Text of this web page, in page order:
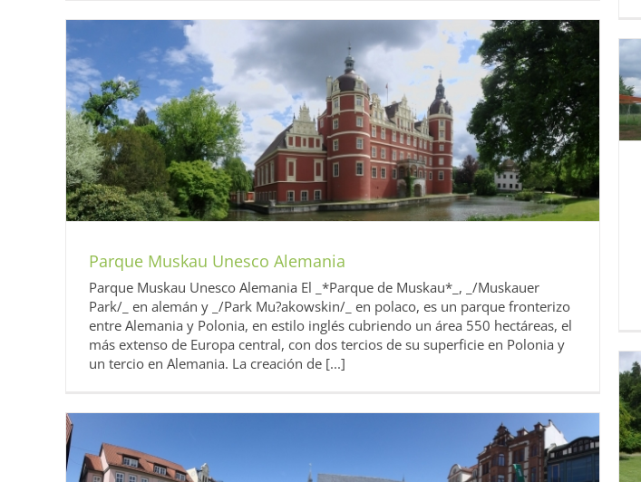
Parque Muskau Unesco Alemania
Parque Muskau Unesco Alemania El _*Parque de Muskau*_, _/Muskauer
Park/_ en alemán y _/Park Mu?akowskin/_ en polaco, es un parque fronterizo
entre Alemania y Polonia, en estilo inglés cubriendo un área 550 hectáreas, el
más extenso de Europa central, con dos tercios de su superficie en Polonia y
un tercio en Alemania. La creación de [...]
Mina de Messel Unesco Alemania
Alemania Diarios 2014 UNESCO Alemania Europa Unesco
Alemania Diarios 2014 UNESCO Alemania Europa Unesco